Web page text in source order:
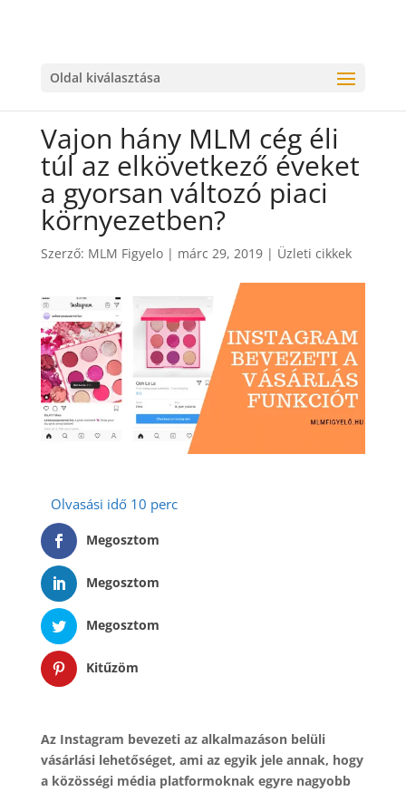
Oldal kiválasztása
Vajon hány MLM cég éli
túl az elkövetkező éveket
a gyorsan változó piaci
környezetben?
Szerző: MLM Figyelo| márc 29, 2019| Üzleti cikkek
Megosztom
Megosztom
Megosztom
Kitűzöm
Az Instagram bevezeti az alkalmazáson belüli
vásárlási lehetőséget, ami az egyik jele annak, hogy
a közösségi média platformoknak egyre nagyobb